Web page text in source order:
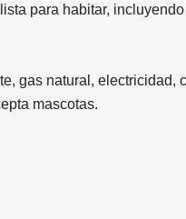
para habitar,
gas natural, electricidad,
mascotas.